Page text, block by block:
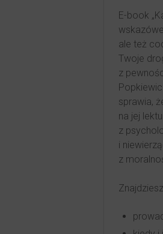
E-book
ale też
Twoje
z
sprawia,
na jej
z
i
z